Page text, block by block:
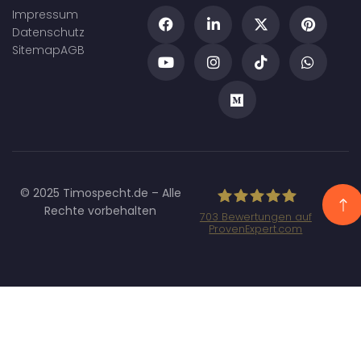
Impressum
Datenschutz
SitemapAGB
© 2025 Timospecht.de – Alle
Rechte vorbehalten
Marketing GmbH
703 Bewertungen auf
ProvenExpert.com